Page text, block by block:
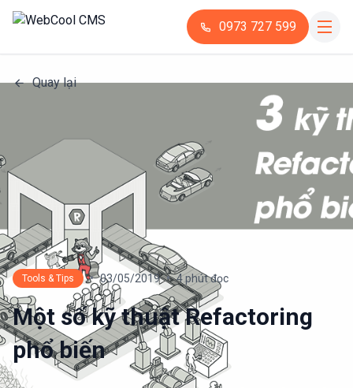
0973 727 599
Quay lại
Tools & Tips • 03/05/2019 • 4 phút đọc
Một số kỹ thuật Refactoring
phổ biến